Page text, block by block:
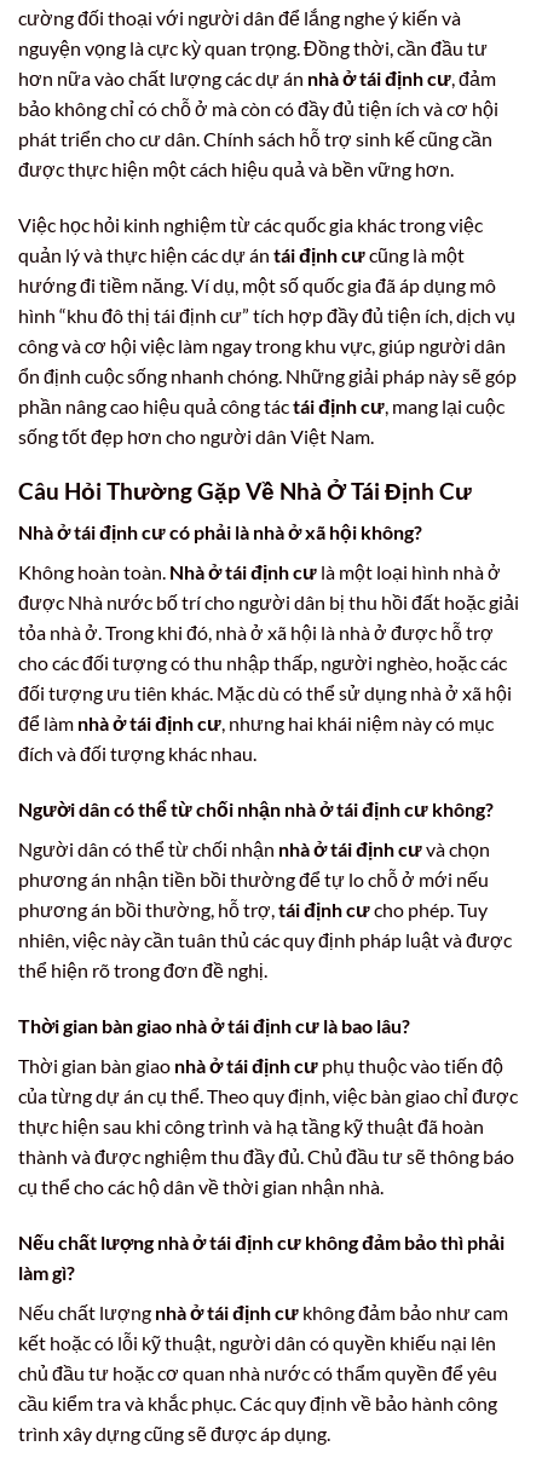
cường đối thoại với người dân để lắng nghe ý kiến và
nguyện vọng là cực kỳ quan trọng. Đồng thời, cần đầu tư
hơn nữa vào chất lượng các dự án nhà ở tái định cư, đảm
bảo không chỉ có chỗ ở mà còn có đầy đủ tiện ích và cơ hội
phát triển cho cư dân. Chính sách hỗ trợ sinh kế cũng cần
được thực hiện một cách hiệu quả và bền vững hơn.
Việc học hỏi kinh nghiệm từ các quốc gia khác trong việc
quản lý và thực hiện các dự án tái định cưcũng là một
hướng đi tiềm năng. Ví dụ, một số quốc gia đã áp dụng mô
hình “khu đô thị tái định cư” tích hợp đầy đủ tiện ích, dịch vụ
công và cơ hội việc làm ngay trong khu vực, giúp người dân
ổn định cuộc sống nhanh chóng. Những giải pháp này sẽ góp
phần nâng cao hiệu quả công táctái định cư, mang lại cuộc
sống tốt đẹp hơn cho người dân Việt Nam.
Câu Hỏi Thường Gặp Về Nhà Ở Tái Định Cư
Nhà ở tái định cư có phải là nhà ở xã hội không?
Không hoàn toàn. Nhà ở tái định cư là một loại hình nhà ở
được Nhà nước bố trí cho người dân bị thu hồi đất hoặc giải
tỏa nhà ở. Trong khi đó, nhà ở xã hội là nhà ở được hỗ trợ
cho các đối tượng có thu nhập thấp, người nghèo, hoặc các
đối tượng ưu tiên khác. Mặc dù có thể sử dụng nhà ở xã hội
để làm nhà ở tái định cư, nhưng hai khái niệm này có mục
đích và đối tượng khác nhau.
Người dân có thể từ chối nhận nhà ở tái định cư không?
Người dân có thể từ chối nhận nhà ở tái định cưvà chọn
phương án nhận tiền bồi thường để tự lo chỗ ở mới nếu
phương án bồi thường, hỗ trợ,tái định cưcho phép. Tuy
nhiên, việc này cần tuân thủ các quy định pháp luật và được
thể hiện rõ trong đơn đề nghị.
Thời gian bàn giao nhà ở tái định cư là bao lâu?
Thời gian bàn giao nhà ở tái định cư phụ thuộc vào tiến độ
của từng dự án cụ thể. Theo quy định, việc bàn giao chỉ được
thực hiện sau khi công trình và hạ tầng kỹ thuật đã hoàn
thành và được nghiệm thu đầy đủ. Chủ đầu tư sẽ thông báo
cụ thể cho các hộ dân về thời gian nhận nhà.
Nếu chất lượng nhà ở tái định cư không đảm bảo thì phải
làm gì?
Nếu chất lượng nhà ở tái định cư không đảm bảo như cam
kết hoặc có lỗi kỹ thuật, người dân có quyền khiếu nại lên
chủ đầu tư hoặc cơ quan nhà nước có thẩm quyền để yêu
cầu kiểm tra và khắc phục. Các quy định về bảo hành công
trình xây dựng cũng sẽ được áp dụng.